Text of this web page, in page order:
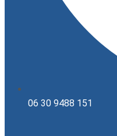
06 30 9488 151